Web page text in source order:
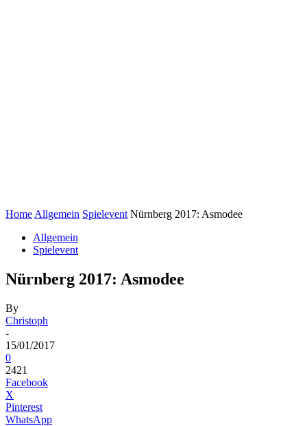
Home Allgemein Spielevent Nürnberg 2017: Asmodee
Allgemein
Spielevent
Nürnberg 2017: Asmodee
By
Christoph
-
15/01/2017
0
2421
Facebook
X
Pinterest
WhatsApp